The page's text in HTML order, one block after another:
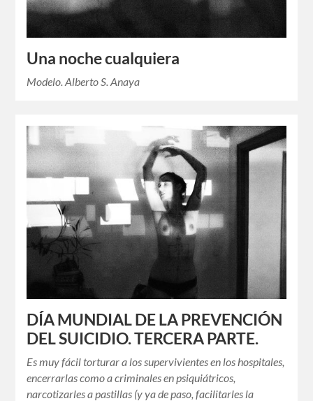
Una noche cualquiera
Modelo. Alberto S. Anaya
DÍA MUNDIAL DE LA PREVENCIÓN
DEL SUICIDIO. TERCERA PARTE.
Es muy fácil torturar a los supervivientes en los hospitales,
encerrarlas como a criminales en psiquiátricos,
narcotizarles a pastillas (y ya de paso, facilitarles la